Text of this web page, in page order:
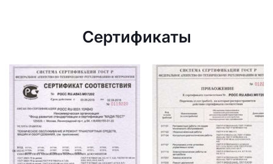
Сертификаты